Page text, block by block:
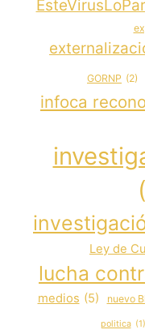
GORNP (2)
infoca
Ley de
lucha
medios (5) nuevo
politica (1)